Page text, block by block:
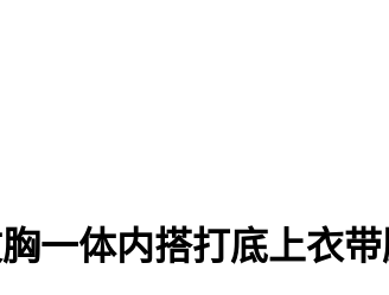
一体内搭打底上衣